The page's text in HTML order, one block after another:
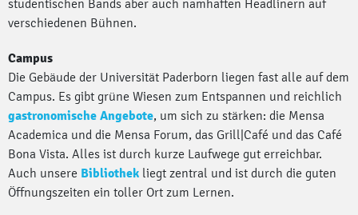
studentischen Bands aber auch namhaften Headlinern auf
verschiedenen Bühnen.
Campus
Die Gebäude der Universität Paderborn liegen fast alle auf dem
Campus. Es gibt grüne Wiesen zum Entspannen und reichlich
gastronomische Angebote, um sich zu stärken: die Mensa
Academica und die Mensa Forum, das Grill|Café und das Café
Bona Vista. Alles ist durch kurze Laufwege gut erreichbar.
Auch unsere Bibliothek liegt zentral und ist durch die guten
Öffnungszeiten ein toller Ort zum Lernen.